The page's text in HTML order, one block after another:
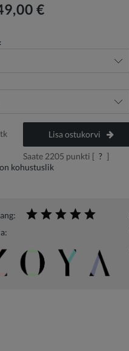
€
tk Lisa ostukorvi
Saate 2205 punkti [ ? ]
kohustuslik